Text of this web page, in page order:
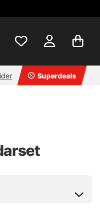
Superdeals